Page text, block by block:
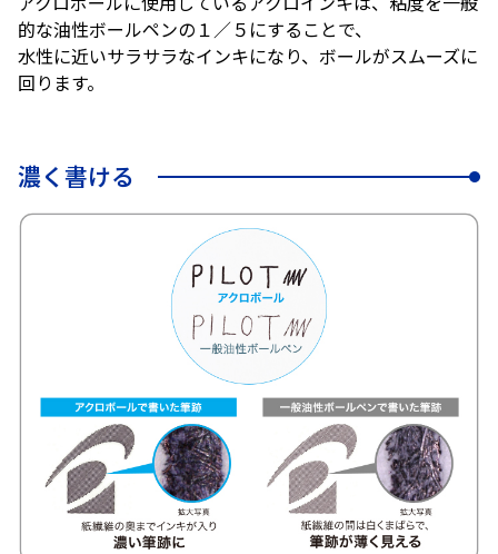
的な油性ボールペンの１／５にすることで、
水性に近いサラサラなインキになり、ボールがスムーズに
回ります。
濃く書ける